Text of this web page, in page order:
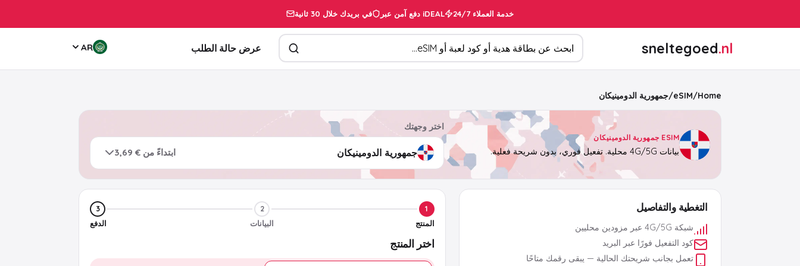
في بريدك خلال 30 ثانية دفع آمن عبر iDEAL خدمة العملاء 24/7
sneltegoed.nl ابحث عن المنتجات
عرض حالة الطلب AR
Home
/
eSIM
/جمهورية الدومينيكان
ESIM جمهورية الدومينيكان
بيانات 4G/5G محلية. تفعيل فوري، بدون شريحة فعلية.
اختر وجهتك
ابتداءً من € 3,69
التغطية والتفاصيل
شبكة 4G/5G عبر مزودين محليين
كود التفعيل فورًا عبر البريد
تعمل بجانب شريحتك الحالية — يبقى رقمك متاحًا
1
المنتج
2
البيانات
3
الدفع
اختر المنتج